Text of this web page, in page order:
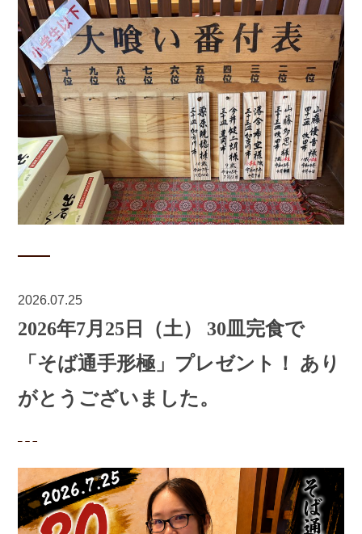
2026.07.25
2026年7月25日（土） 30皿完食で
「そば通手形極」プレゼント！ あり
がとうございました。